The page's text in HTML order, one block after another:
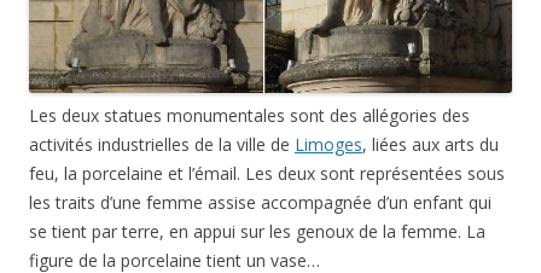
Les deux statues monumentales sont des allégories des
activités industrielles de la ville de Limoges, liées aux arts du
feu, la porcelaine et l’émail. Les deux sont représentées sous
les traits d’une femme assise accompagnée d’un enfant qui
se tient par terre, en appui sur les genoux de la femme. La
figure de la porcelaine tient un vase…